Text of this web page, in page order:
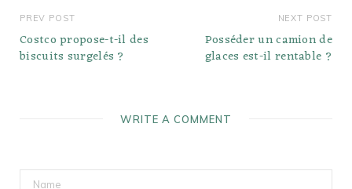
PREV POST
Costco propose-t-il des
biscuits surgelés ?
NEXT POST
Posséder un camion de
glaces est-il rentable ?
WRITE A COMMENT